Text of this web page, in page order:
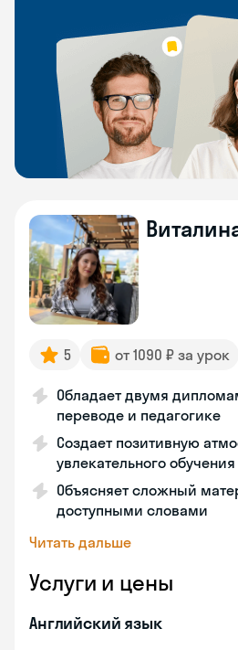
5 от 1090 ₽ за урок
Обладает двумя
переводе и педагогике
Создает позитивную
увлекательного обучения
Объясняет сложный
доступными словами
Читать дальше
Услуги и цены
Английский язык